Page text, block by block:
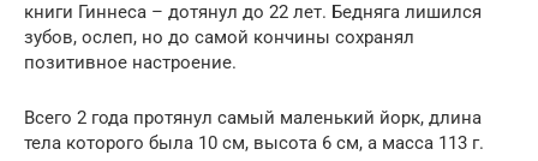
книги Гиннеса – дотянул до 22 лет. Бедняга лишился
зубов, ослеп, но до самой кончины сохранял
позитивное настроение.
Всего 2 года протянул самый маленький йорк, длина
тела которого была 10 см, высота 6 см, а масса 113 г.